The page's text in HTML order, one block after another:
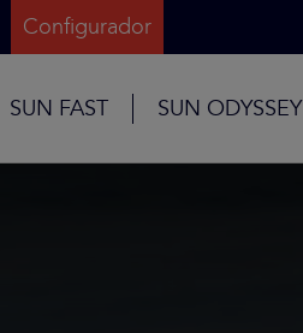
Configurador
SUN FAST SUN ODYSSEY